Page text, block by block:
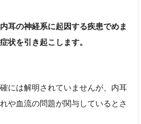
耳の神経系に起因する疾患でめま
状を引き起こします。
には解明されていませんが、内耳
や血流の問題が関与しているとさ